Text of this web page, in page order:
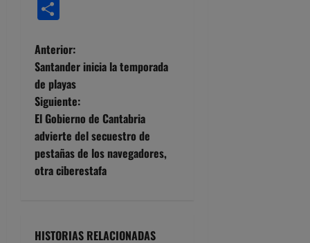
N
a
v
e
g
c
Anterior:
Santander inicia la temporada
de playas
Siguiente:
El Gobierno de Cantabria
advierte del secuestro de
pestañas de los navegadores,
otra ciberestafa
HISTORIAS RELACIONADAS